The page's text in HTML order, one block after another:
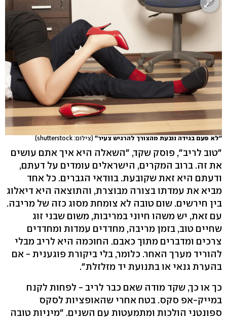
''לא פעם בגידה נובעת מהצורך להרגיש צעיר'' (צילום: shutterstock)
"טוב לריב", פוסק שקד, "השאלה היא איך אתם עושים
את זה. ברוב המקרים, הישראלים עומדים על דעתם,
ודעתם היא זאת שקובעת. בוודאי הגברים. כל אחד
מביא את עמדתו בצורה מבוצרת, והתוצאה היא דיאלוג
בין חירשים. שום טובה לא צומחת מסוג כזה של מריבה.
עם זאת, יש משהו חיוני במריבות, משום שבני זוג
שחיים טוב, בזמן מריבה, מחדדים עמדות ומחדדים
צרכים ומדברים מתוך כאבם. החוכמה היא לריב מבלי
להוריד מערך האחר. כלומר, בלי ביקורת פוגענית - אם
בהערת גנאי או בתנועת יד מזלזלת".
כך או כך, שקד מודה שאם כבר לריב - לפחות לקנח
במייק-אפ סקס. בטח אחרי שהאופציות לסקס
ספונטני הולכות ומתמעטות עם השנים. "מיניות טובה